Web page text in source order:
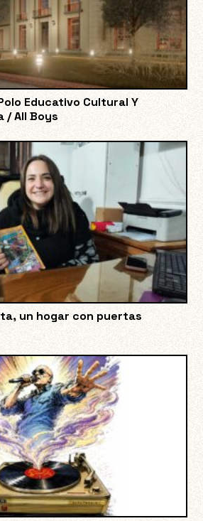
Educativo Cultural Y
/ All Boys
un hogar con puertas